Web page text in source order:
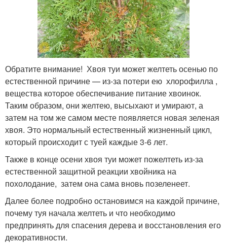
Обратите внимание! Хвоя туи может желтеть осенью по
естественной причине — из-за потери ею хлорофилла ,
вещества которое обеспечивание питание хвоинок.
Таким образом, они желтею, высыхают и умирают, а
затем на том же самом месте появляется новая зеленая
хвоя. Это нормальный естественный жизненный цикл,
который происходит с туей каждые 3-6 лет.
Также в конце осени хвоя туи может пожелтеть из-за
естественной защитной реакции хвойника на
похолодание, затем она сама вновь позеленеет.
Далее более подробно остановимся на каждой причине,
почему туя начала желтеть и что необходимо
предпринять для спасения дерева и восстановления его
декоративности.